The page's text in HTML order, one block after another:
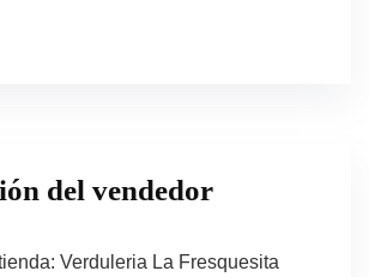
del vendedor
Verduleria La Fresquesita